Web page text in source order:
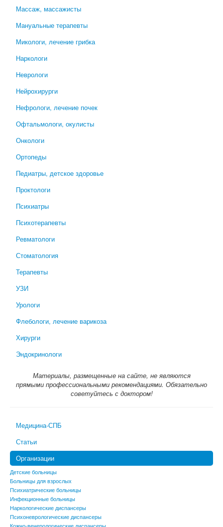
Массаж, массажисты
Мануальные терапевты
Микологи, лечение грибка
Наркологи
Неврологи
Нейрохирурги
Нефрологи, лечение почек
Офтальмологи, окулисты
Онкологи
Ортопеды
Педиатры, детское здоровье
Проктологи
Психиатры
Психотерапевты
Ревматологи
Стоматология
Терапевты
УЗИ
Урологи
Флебологи, лечение варикоза
Хирурги
Эндокринологи
Материалы, размещенные на сайте, не являются
прямыми профессиональными рекомендациями. Обязательно
советуйтесь с доктором!
Медицина-СПБ
Статьи
Организации
Детские больницы
Больницы для взрослых
Психиатрические больницы
Инфекционные больницы
Наркологические диспансеры
Психоневрологические диспансеры
Кожно-венерологические диспансеры